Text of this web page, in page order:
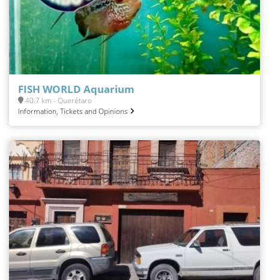
FISH WORLD Aquarium
40.7 km - Querétaro
Information, Tickets and Opinions